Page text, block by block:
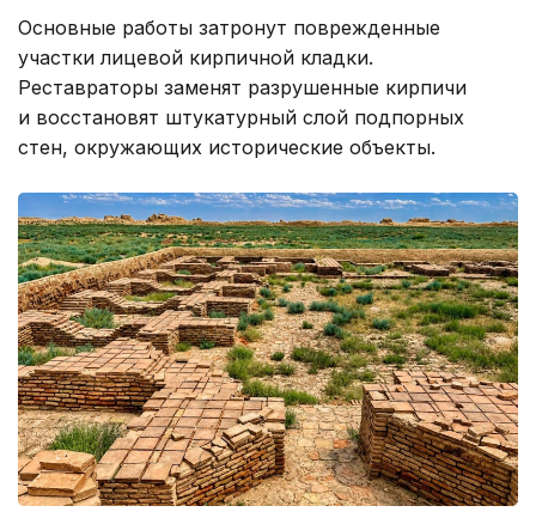
Основные работы затронут поврежденные
участки лицевой кирпичной кладки.
Реставраторы заменят разрушенные кирпичи
и восстановят штукатурный слой подпорных
стен, окружающих исторические объекты.